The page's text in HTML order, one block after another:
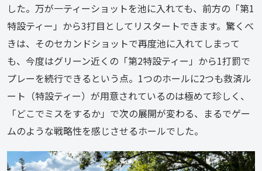
した。万が一ティーショットを池に入れても、前方の「第1
特設ティー」から3打目としてリスタートできます。驚くべ
きは、そのセカンドショットで再度池に入れてしまって
も、今度はグリーン近くの「第2特設ティー」から1打罰で
プレーを続行できるという点。1つのホールに2つも救済ル
ート（特設ティー）が用意されているのは極めて珍しく、
「どこでミスをするか」で次の展開が変わる、まるでゲー
ムのような戦略性を感じさせるホールでした。